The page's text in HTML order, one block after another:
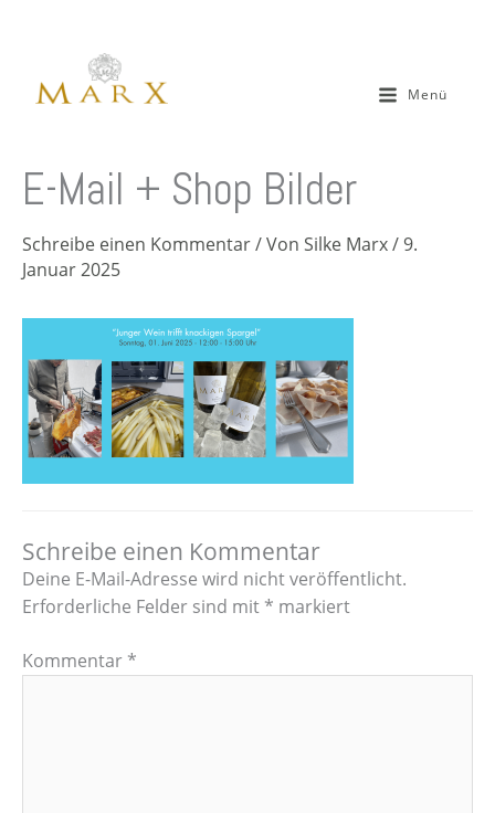
Menü
E-Mail + Shop Bilder
Schreibe einen Kommentar/ Von Silke Marx/ 9.
Januar 2025
Schreibe einen Kommentar
Deine E-Mail-Adresse wird nicht veröffentlicht.
Erforderliche Felder sind mit * markiert
Kommentar *